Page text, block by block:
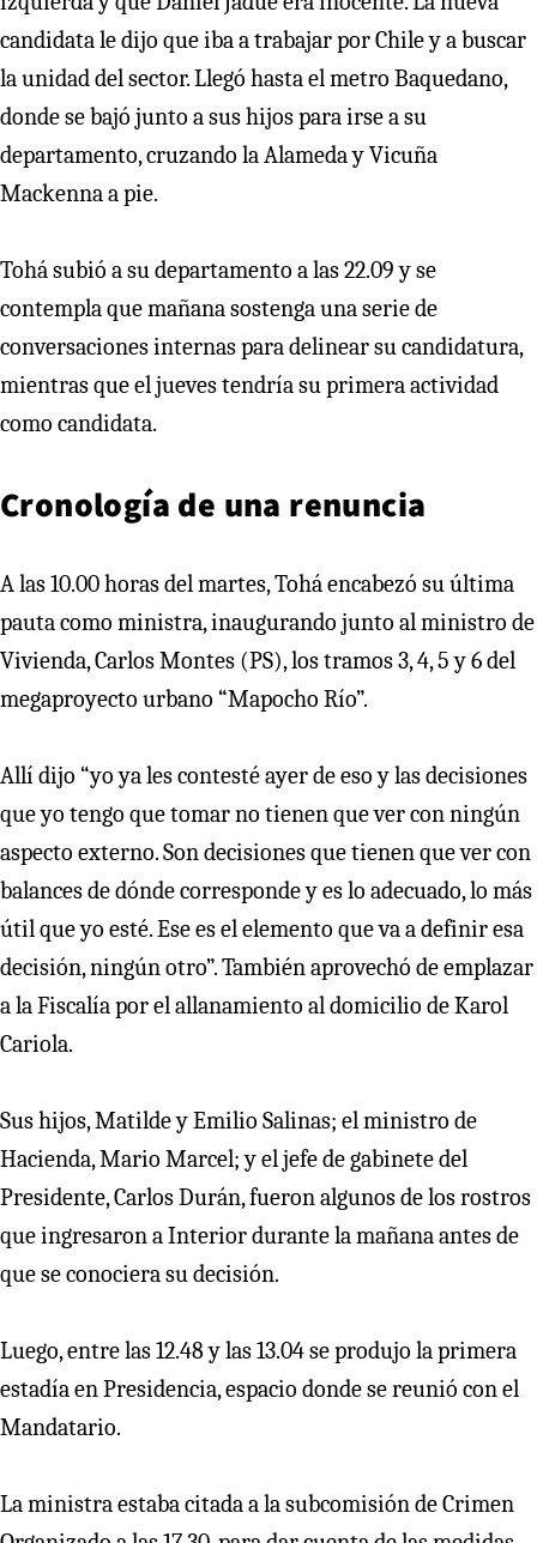
candidata le dijo que iba a trabajar por Chile y a buscar
la unidad del sector. Llegó hasta el metro Baquedano,
donde se bajó junto a sus hijos para irse a su
departamento, cruzando la Alameda y Vicuña
Mackenna a pie.
Tohá subió a su departamento a las 22.09 y se
contempla que mañana sostenga una serie de
conversaciones internas para delinear su candidatura,
mientras que el jueves tendría su primera actividad
como candidata.
Cronología de una renuncia
A las 10.00 horas del martes, Tohá encabezó su última
pauta como ministra, inaugurando junto al ministro de
Vivienda, Carlos Montes (PS), los tramos 3, 4, 5 y 6 del
megaproyecto urbano “Mapocho Río”.
Allí dijo “yo ya les contesté ayer de eso y las decisiones
que yo tengo que tomar no tienen que ver con ningún
aspecto externo. Son decisiones que tienen que ver con
balances de dónde corresponde y es lo adecuado, lo más
útil que yo esté. Ese es el elemento que va a definir esa
decisión, ningún otro”. También aprovechó de emplazar
a la Fiscalía por el allanamiento al domicilio de Karol
Cariola.
Sus hijos, Matilde y Emilio Salinas; el ministro de
Hacienda, Mario Marcel; y el jefe de gabinete del
Presidente, Carlos Durán, fueron algunos de los rostros
que ingresaron a Interior durante la mañana antes de
que se conociera su decisión.
Luego, entre las 12.48 y las 13.04 se produjo la primera
estadía en Presidencia, espacio donde se reunió con el
Mandatario.
La ministra estaba citada a la subcomisión de Crimen